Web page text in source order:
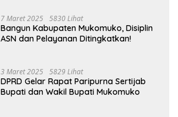
7 Maret 2025 5830 Lihat
Bangun Kabupaten Mukomuko, Disiplin
ASN dan Pelayanan Ditingkatkan!
3 Maret 2025 5829 Lihat
DPRD Gelar Rapat Paripurna Sertijab
Bupati dan Wakil Bupati Mukomuko